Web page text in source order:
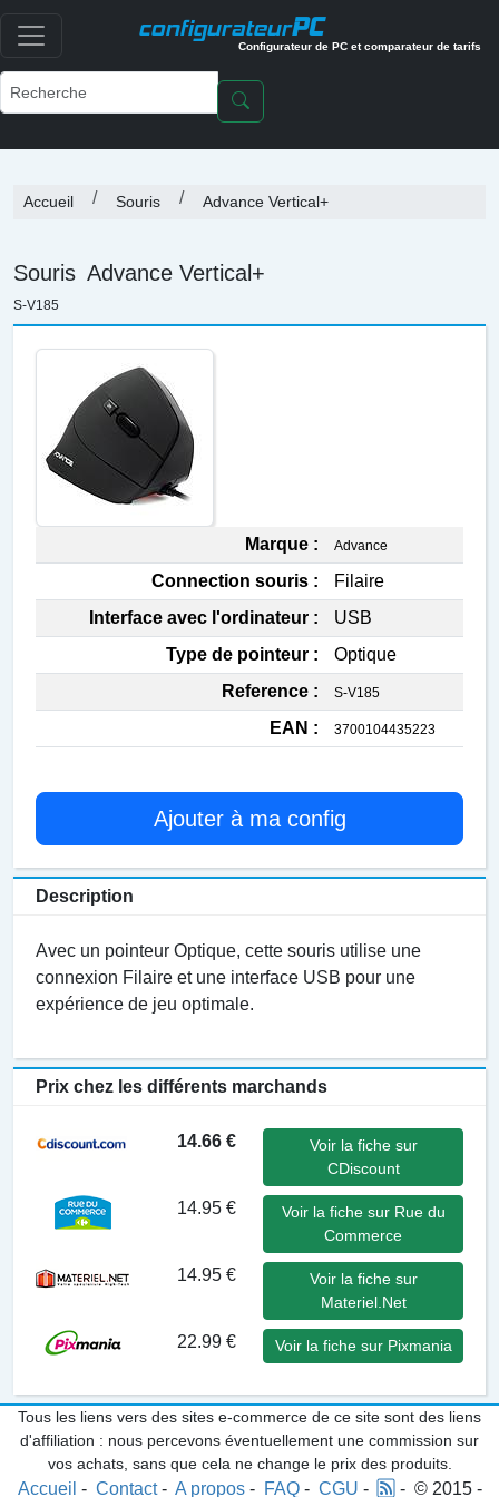
configurateurPC
Configurateur de PC et comparateur de tarifs
Accueil Souris Advance Vertical+
Souris Advance Vertical+
S-V185
Marque : Advance
Connection souris :
Filaire
Interface avec l'ordinateur :
USB
Type de pointeur :
Optique
Reference :
S-V185
EAN : 3700104435223
Ajouter à ma config
Description
Avec un pointeur Optique, cette souris utilise une
connexion Filaire et une interface USB pour une
expérience de jeu optimale.
Prix chez les différents marchands
14.66 €
Voir la fiche sur
CDiscount
14.95 €
Voir la fiche sur Rue du
Commerce
14.95 €
Voir la fiche sur
Materiel.Net
22.99 € Voir la fiche sur Pixmania
Tous les liens vers des sites e-commerce de ce site sont des liens
d'affiliation : nous percevons éventuellement une commission sur
vos achats, sans que cela ne change le prix des produits.
Accueil - Contact- A propos- FAQ- CGU - - © 2015 -